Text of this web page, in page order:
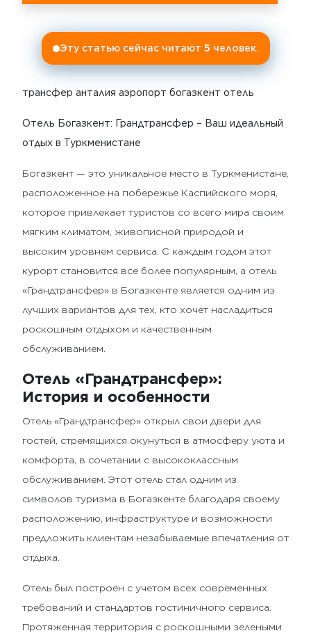
Эту статью сейчас читают 5 человек.
трансфер анталия аэропорт богазкент отель
Отель Богазкент: Грандтрансфер – Ваш идеальный
отдых в Туркменистане
Богазкент — это уникальное место в Туркменистане,
расположенное на побережье Каспийского моря,
которое привлекает туристов со всего мира своим
мягким климатом, живописной природой и
высоким уровнем сервиса. С каждым годом этот
курорт становится все более популярным, а отель
«Грандтрансфер» в Богазкенте является одним из
лучших вариантов для тех, кто хочет насладиться
роскошным отдыхом и качественным
обслуживанием.
Отель «Грандтрансфер»:
История и особенности
Отель «Грандтрансфер» открыл свои двери для
гостей, стремящихся окунуться в атмосферу уюта и
комфорта, в сочетании с высококлассным
обслуживанием. Этот отель стал одним из
символов туризма в Богазкенте благодаря своему
расположению, инфраструктуре и возможности
предложить клиентам незабываемые впечатления от
отдыха.
Отель был построен с учетом всех современных
требований и стандартов гостиничного сервиса.
Протяженная территория с роскошными зелеными